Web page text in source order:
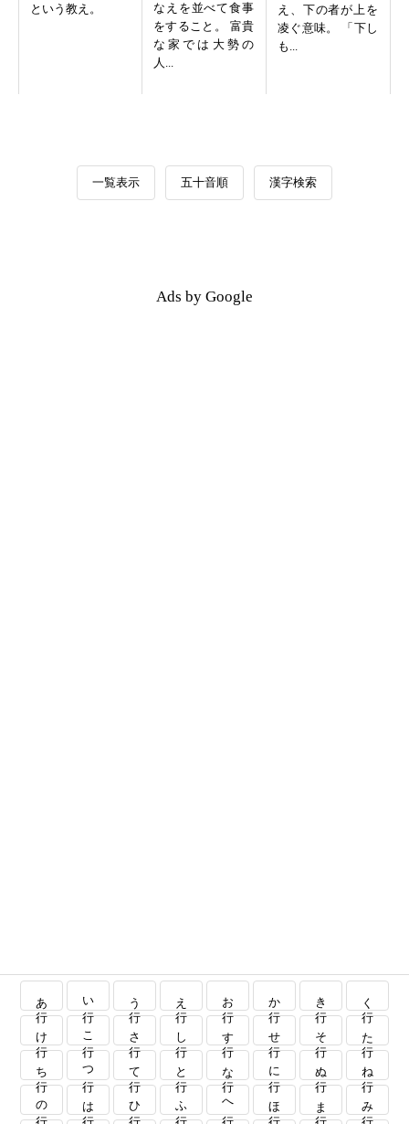
という教え。
なえを並べて食事
をすること。 富貴
な家では大勢の
人...
え、下の者が上を
凌ぐ意味。 「下し
も...
一覧表示 五十音順 漢字検索
Ads by Google
あ行 い行 う行 え行 お行 か行 き行 く行
け行 こ行 さ行 し行 す行 せ行 そ行 た行
ち行 つ行 て行 と行 な行 に行 ぬ行 ね行
の行 は行 ひ行 ふ行 へ行 ほ行 ま行 み行